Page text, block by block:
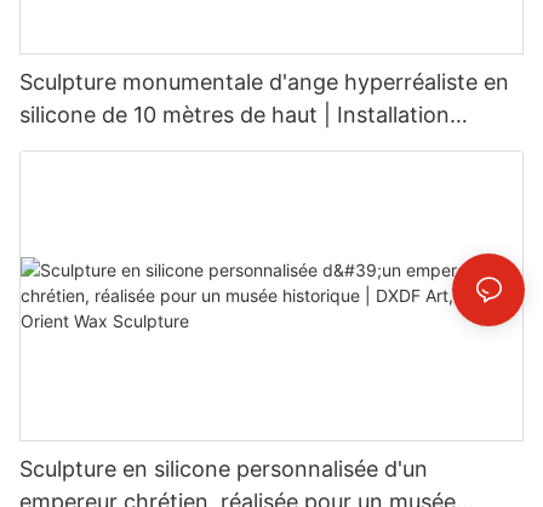
Sculpture monumentale d'ange hyperréaliste en
silicone de 10 mètres de haut | Installation
artistique commerciale géante
Sculpture en silicone personnalisée d'un
empereur chrétien, réalisée pour un musée